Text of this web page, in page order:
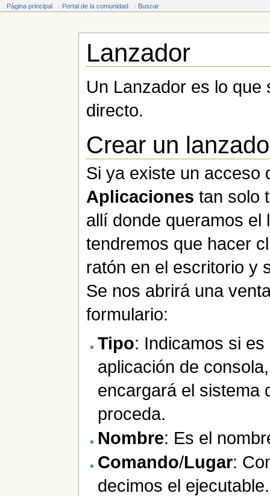
Página principal · Portal de la comunidad · Buscar
Lanzador
Un Lanzador es lo
directo.
Crear un
Si ya existe un acceso
Aplicaciones tan solo
allí donde queramos el
tendremos que hacer
ratón en el escritorio y
Se nos abrirá una
formulario:
Tipo: Indicamos si
aplicación de
encargará el sistema
proceda.
Nombre: Es el
Comando/Lugar:
decimos el